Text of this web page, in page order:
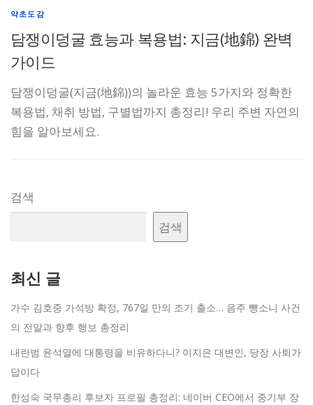
약초도감
담쟁이덩굴 효능과 복용법: 지금(地錦) 완벽
가이드
담쟁이덩굴(지금(地錦))의 놀라운 효능 5가지와 정확한
복용법, 채취 방법, 구별법까지 총정리! 우리 주변 자연의
힘을 알아보세요.
검색
검색
최신 글
가수 김호중 가석방 확정, 767일 만의 조기 출소… 음주 뺑소니 사건
의 전말과 향후 행보 총정리
내란범 윤석열에 대통령을 비유하다니? 이지은 대변인, 당장 사퇴가
답이다
한성숙 국무총리 후보자 프로필 총정리: 네이버 CEO에서 중기부 장